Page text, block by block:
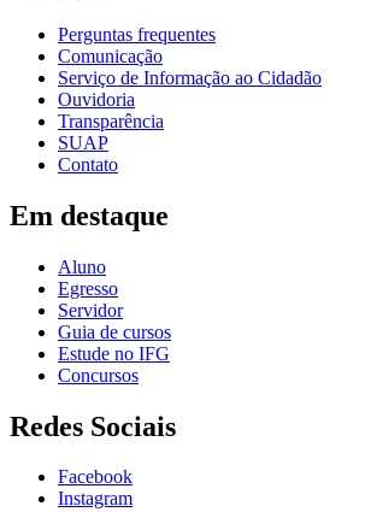
Perguntas frequentes
Comunicação
Serviço de Informação ao Cidadão
Ouvidoria
Transparência
SUAP
Contato
Em destaque
Aluno
Egresso
Servidor
Guia de cursos
Estude no IFG
Concursos
Redes Sociais
Facebook
Instagram